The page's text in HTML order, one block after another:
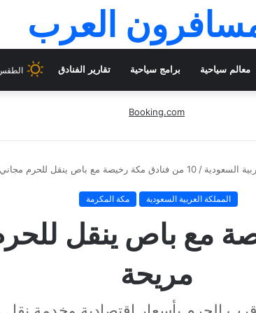
العرب
معالم سياحية برامج سياحية تقارير الفنادق
Booking.com
السعودية / 10 من فنادق مكة رخيصة مع باص ينقل للحرم مجاني وخدمات مريحة
المملكة العربية السعودية مكة المكرمة
مع باص ينقل
مريحة